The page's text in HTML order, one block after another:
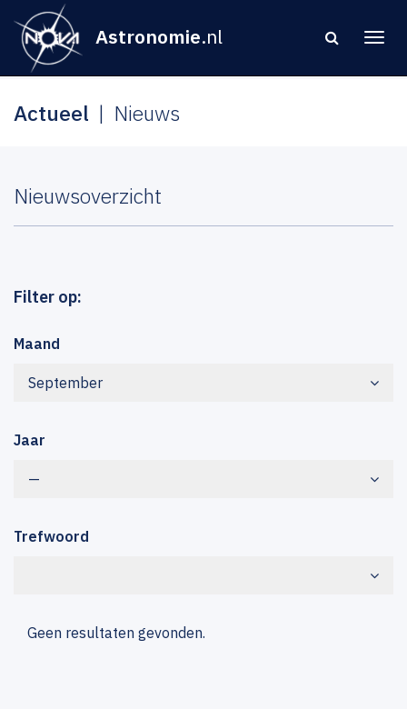
Astronomie.nl
Actueel Nieuws
Nieuwsoverzicht
Filter op:
Maand
September
Jaar
—
Trefwoord
Geen resultaten gevonden.